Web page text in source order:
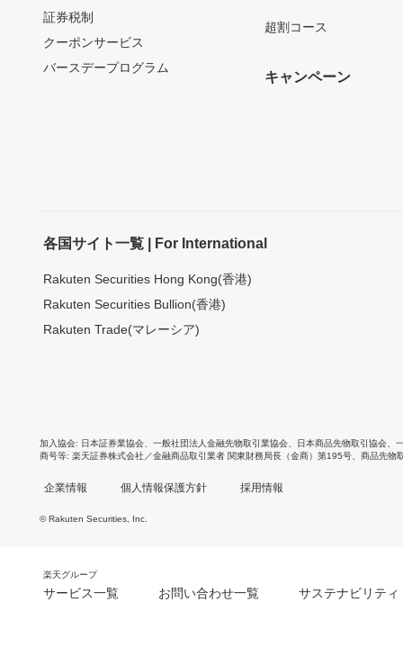
証券税制
クーポンサービス
バースデープログラム
超割コース
キャンペーン
各国サイト一覧 | For International
Rakuten Securities Hong Kong(香港)
Rakuten Securities Bullion(香港)
Rakuten Trade(マレーシア)
加入協会 日本証券業協会 一般社団法人金融先物取引業協会 日本商品先物取引協会
商号等 楽天証券株式会社／金融商品取引業者 関東財務局長（金商）第195号、商品先物
企業情報 個人情報保護方針 採用情報
© Rakuten Securities, Inc.
楽天グループ
サービス一覧 お問い合わせ一覧 サステナビリティ